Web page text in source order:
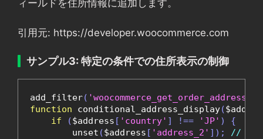
ィールドを住所情報に追加します。
引用元: https://developer.woocommerce.com
サンプル3: 特定の条件での住所表示の制御
add_filter( 'woocommerce_get_order_address'
function conditional_address_display(
if
($address [ 'country' ] !== 'JP' )
{
        unset
($address [ 'address_2' ]);
// 日本